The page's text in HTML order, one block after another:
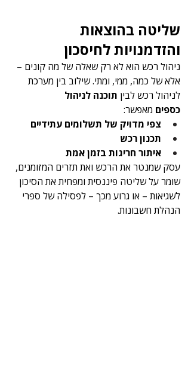
שליטה בהוצאות
והזדמנויות לחיסכון
ניהול רכש הוא לא רק שאלה של מה קונים –
אלא של כמה, ממי, ומתי. שילוב בין מערכת
לניהול רכש לבין תוכנה לניהול
כספים מאפשר:
צפי מדויק של תשלומים עתידיים
תכנון רכש
איתור חריגות בזמן אמת
עסק שמנטר את הרכש ואת תזרים המזומנים,
שומר על שליטה פיננסית ומפחית את הסיכון
לשגיאות – או גרוע מכך – לפסילה של ספרי
הנהלת חשבונות.